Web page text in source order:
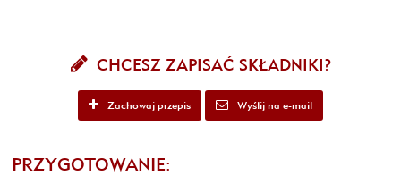
CHCESZ ZAPISAĆ SKŁADNIKI?
Zachowaj przepis Wyślij na e-mail
PRZYGOTOWANIE: